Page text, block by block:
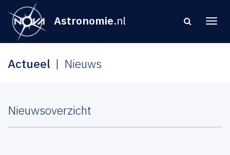
Astronomie.nl
Actueel Nieuws
Nieuwsoverzicht